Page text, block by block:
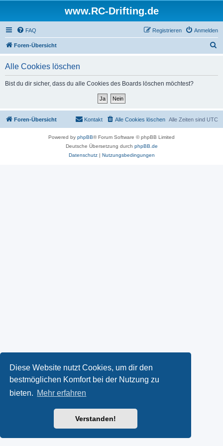
Diese Website nutzt Cookies, um dir den
bestmöglichen Komfort bei der Nutzung zu
bieten. Mehr erfahren
Verstanden!
www.RC-Drifting.de
FAQ Anmelden
Registrieren
Foren-Übersicht
Alle Cookies löschen
Bist du dir sicher, dass du alle Cookies des Boards löschen möchtest?
Foren-Übersicht Alle Zeiten sind UTC
Alle Cookies löschen
Kontakt
Powered by phpBB® Forum Software © phpBB Limited
Deutsche Übersetzung durch phpBB.de
Datenschutz| Nutzungsbedingungen